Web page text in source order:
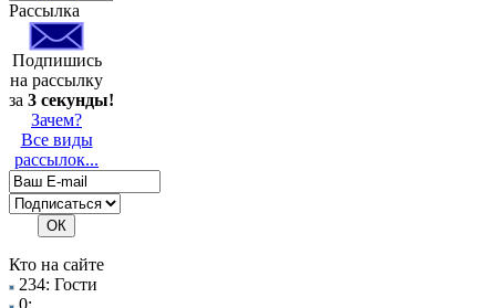
Рассылка
Подпишись
на рассылку
за 3 секунды!
Зачем?
Все виды
рассылок...
Кто на сайте
234: Гости
0: